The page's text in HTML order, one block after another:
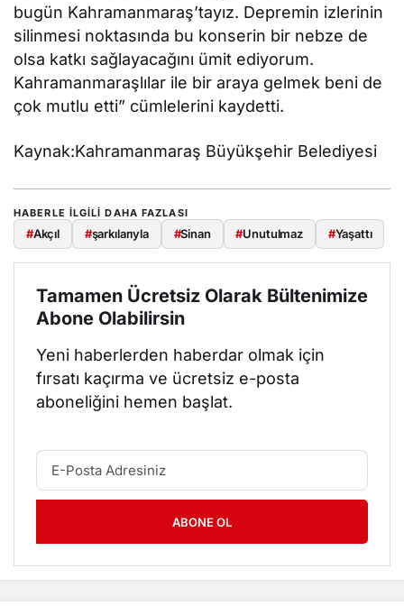
bugün Kahramanmaraş’tayız. Depremin izlerinin
silinmesi noktasında bu konserin bir nebze de
olsa katkı sağlayacağını ümit ediyorum.
Kahramanmaraşlılar ile bir araya gelmek beni de
çok mutlu etti” cümlelerini kaydetti.
Kaynak:Kahramanmaraş Büyükşehir Belediyesi
HABERLE ILGILI DAHA FAZLASI
#Akçıl #şarkılarıyla #Sinan #Unutulmaz #Yaşattı
Tamamen Ücretsiz Olarak Bültenimize
Abone Olabilirsin
Yeni haberlerden haberdar olmak için
fırsatı kaçırma ve ücretsiz e-posta
aboneliğini hemen başlat.
ABONE OL